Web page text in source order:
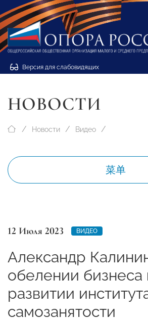
Версия для слабовидящих
НОВОСТИ
Новости Видео
菜单
12 Июля 2023 ВИДЕО
Александр
обелении бизнеса
развитии
самозанятости